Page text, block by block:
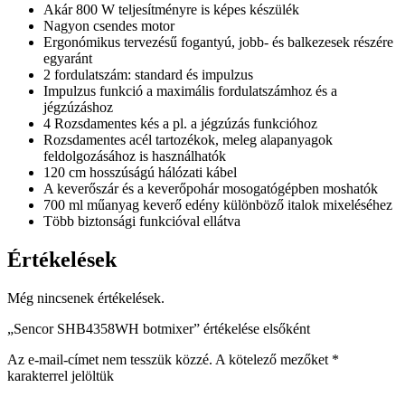
Akár 800 W teljesítményre is képes készülék
Nagyon csendes motor
Ergonómikus tervezésű fogantyú, jobb- és balkezesek részére
egyaránt
2 fordulatszám: standard és impulzus
Impulzus funkció a maximális fordulatszámhoz és a
jégzúzáshoz
4 Rozsdamentes kés a pl. a jégzúzás funkcióhoz
Rozsdamentes acél tartozékok, meleg alapanyagok
feldolgozásához is használhatók
120 cm hosszúságú hálózati kábel
A keverőszár és a keverőpohár mosogatógépben moshatók
700 ml műanyag keverő edény különböző italok mixeléséhez
Több biztonsági funkcióval ellátva
Értékelések
Még nincsenek értékelések.
„Sencor SHB4358WH botmixer” értékelése elsőként
Az e-mail-címet nem tesszük közzé. A kötelező mezőket *
karakterrel jelöltük